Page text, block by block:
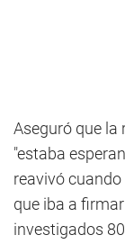
Aseguró que la
"estaba
reavivó
que iba a
investigados